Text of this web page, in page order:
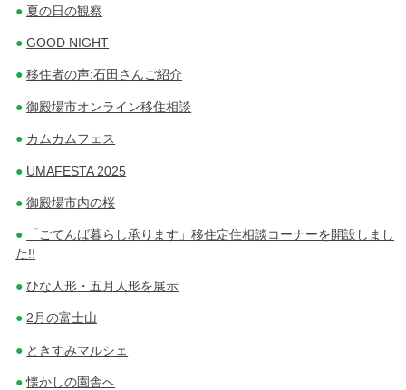
夏の日の観察
GOOD NIGHT
移住者の声:石田さんご紹介
御殿場市オンライン移住相談
カムカムフェス
UMAFESTA 2025
御殿場市内の桜
「ごてんば暮らし承ります」移住定住相談コーナーを開設しまし
た!!
ひな人形・五月人形を展示
2月の富士山
ときすみマルシェ
懐かしの園舎へ